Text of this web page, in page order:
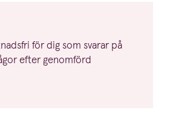
för dig som svarar på
efter genomförd